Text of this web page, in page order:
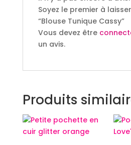
Soyez le premier à
“Blouse Tunique Cassy”
Vous devez être
un avis.
Produits